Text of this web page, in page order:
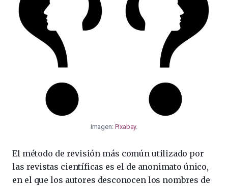
Imagen: Pixabay.
El método de revisión más común utilizado por
las revistas científicas es el de anonimato único,
en el que los autores desconocen los nombres de